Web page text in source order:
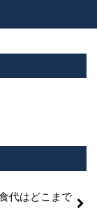
代はどこまで